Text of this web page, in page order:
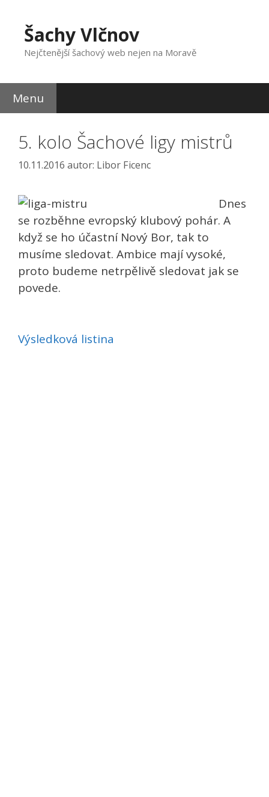
obsahŠachy Vlčnov
Nejčtenější šachový web nejen na Moravě
Menu
5. kolo Šachové ligy mistrů
10.11.2016 autor: Libor Ficenc
Dnes
se rozběhne evropský klubový pohár. A
když se ho účastní Nový Bor, tak to
musíme sledovat. Ambice mají vysoké,
proto budeme netrpělivě sledovat jak se
povede.
Výsledková listina